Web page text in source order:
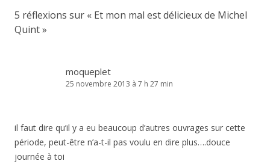
5 réflexions sur « Et mon mal est délicieux de Michel
Quint»
moqueplet
25 novembre 2013 à 7 h 27 min
il faut dire qu’il y a eu beaucoup d’autres ouvrages sur cette
période, peut-être n’a-t-il pas voulu en dire plus….douce
journée à toi